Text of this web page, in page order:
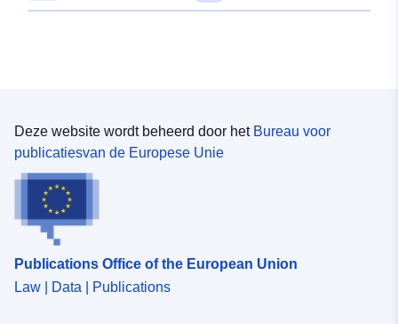
Deze website wordt beheerd door het Bureau voor
publicatiesvan de Europese Unie
Publications Office of the European Union
Law | Data | Publications